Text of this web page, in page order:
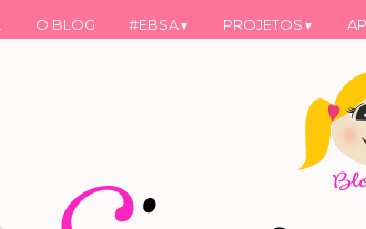
O BLOG #EBSA▼ PROJETOS ▼